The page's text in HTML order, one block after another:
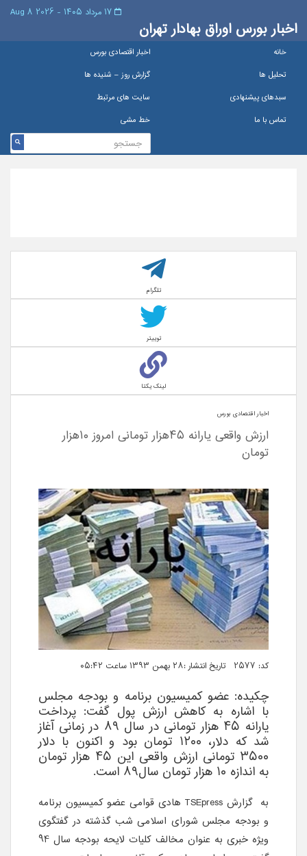
اخبار بورس اوراق بهادار تهران
خانه
اخبار اقتصادی بورس
تحلیل ها
گزارش روز – شنيده ها
سبدهای پیشنهادی
سایت های مرتبط
تماس با ما
خط مشی
تلگرام
توییتر
لینک یکتا
اخبار اقتصادی بورس
ارزش واقعی یارانه ۴۵هزار تومانی امروز ۱۰هزار
تومان
کد: 2577 تاریخ انتشار :۲۸ بهمن ۱۳۹۳ ساعت ۰۵:۴۲
چکیده: عضو کمیسیون برنامه و بودجه مجلس
با اشاره به کاهش ارزش پول گفت: پرداخت
یارانه ۴۵ هزار تومانی در سال ۸۹ در زمانی آغاز
شد که دلار، ۱۲۰۰ تومان بود و اکنون با دلار
۳۵۰۰ تومانی ارزش واقعی این ۴۵ هزار تومان
به اندازه ۱۰ هزار تومان سال۸۹ است.
به گزارش TSEpress هادی قوامی عضو کمیسیون برنامه
و بودجه مجلس شورای اسلامی شب گذشته در گفتگوی
ویژه خبری به عنوان مخالف کلیات لایحه بودجه سال 94